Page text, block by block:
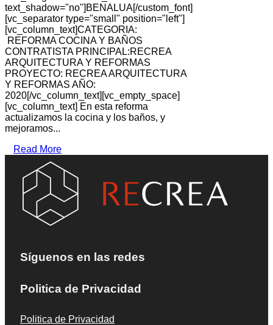
text_shadow="no"]BENALUA[/custom_font]
[vc_separator type="small" position="left"]
[vc_column_text]CATEGORIA:
REFORMA COCINA Y BAÑOS
CONTRATISTA PRINCIPAL:RECREA
ARQUITECTURA Y REFORMAS
PROYECTO: RECREA ARQUITECTURA
Y REFORMAS AÑO:
2020[/vc_column_text][vc_empty_space]
[vc_column_text] En esta reforma
actualizamos la cocina y los baños, y
mejoramos...
Read More
Síguenos en las redes
Politica de Privacidad
Politica de Privacidad